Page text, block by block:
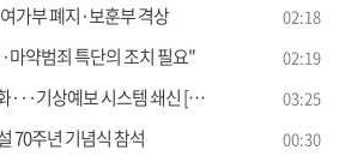
가부 폐지·보훈부 격상 02:18
마약범죄 특단의 조치 필요" 02:19
상예보 시스템 쇄신 [뉴스의 맥] 03:25
70주년 기념식 참석 00:30